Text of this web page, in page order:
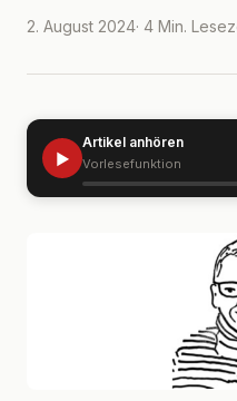
2. August 2024· 4 Min.
▶
Artikel anhören
Vorlesefunktion